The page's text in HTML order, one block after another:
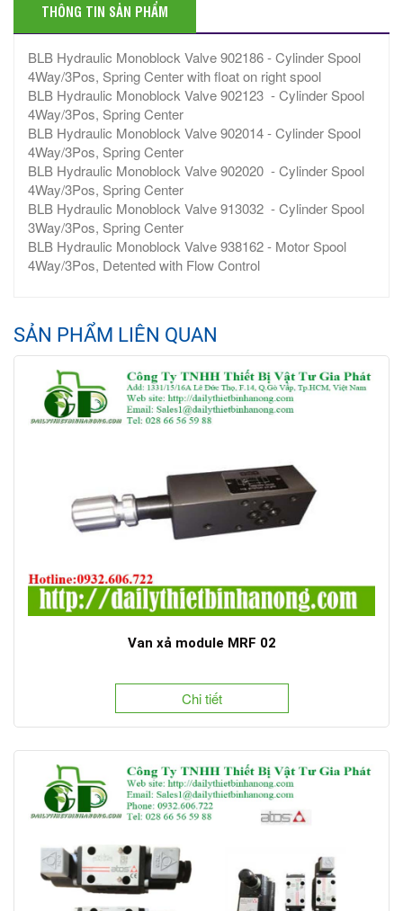
THÔNG TIN SẢN PHẨM
BLB Hydraulic Monoblock Valve 902186 - Cylinder Spool
4Way/3Pos, Spring Center with float on right spool
BLB Hydraulic Monoblock Valve 902123 - Cylinder Spool
4Way/3Pos, Spring Center
BLB Hydraulic Monoblock Valve 902014 - Cylinder Spool
4Way/3Pos, Spring Center
BLB Hydraulic Monoblock Valve 902020 - Cylinder Spool
4Way/3Pos, Spring Center
BLB Hydraulic Monoblock Valve 913032 - Cylinder Spool
3Way/3Pos, Spring Center
BLB Hydraulic Monoblock Valve 938162 - Motor Spool
4Way/3Pos, Detented with Flow Control
SẢN PHẨM LIÊN QUAN
Van xả module MRF 02
Chi tiết